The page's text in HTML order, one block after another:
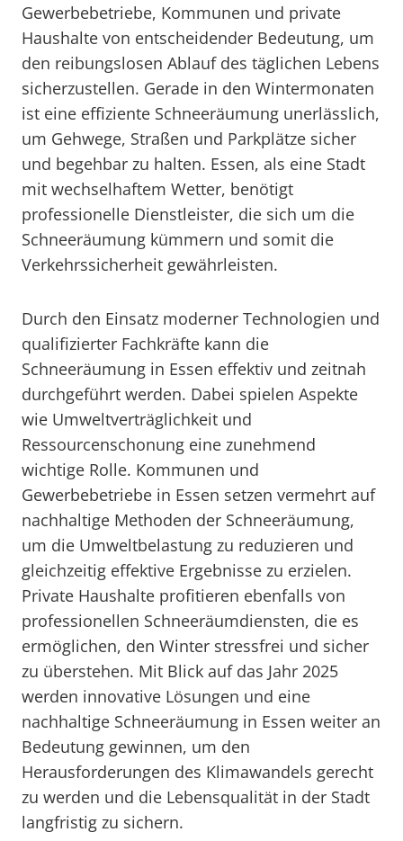
Gewerbebetriebe, Kommunen und private
Haushalte von entscheidender Bedeutung, um
den reibungslosen Ablauf des täglichen Lebens
sicherzustellen. Gerade in den Wintermonaten
ist eine effiziente Schneeräumung unerlässlich,
um Gehwege, Straßen und Parkplätze sicher
und begehbar zu halten. Essen, als eine Stadt
mit wechselhaftem Wetter, benötigt
professionelle Dienstleister, die sich um die
Schneeräumung kümmern und somit die
Verkehrssicherheit gewährleisten.
Durch den Einsatz moderner Technologien und
qualifizierter Fachkräfte kann die
Schneeräumung in Essen effektiv und zeitnah
durchgeführt werden. Dabei spielen Aspekte
wie Umweltverträglichkeit und
Ressourcenschonung eine zunehmend
wichtige Rolle. Kommunen und
Gewerbebetriebe in Essen setzen vermehrt auf
nachhaltige Methoden der Schneeräumung,
um die Umweltbelastung zu reduzieren und
gleichzeitig effektive Ergebnisse zu erzielen.
Private Haushalte profitieren ebenfalls von
professionellen Schneeräumdiensten, die es
ermöglichen, den Winter stressfrei und sicher
zu überstehen. Mit Blick auf das Jahr 2025
werden innovative Lösungen und eine
nachhaltige Schneeräumung in Essen weiter an
Bedeutung gewinnen, um den
Herausforderungen des Klimawandels gerecht
zu werden und die Lebensqualität in der Stadt
langfristig zu sichern.